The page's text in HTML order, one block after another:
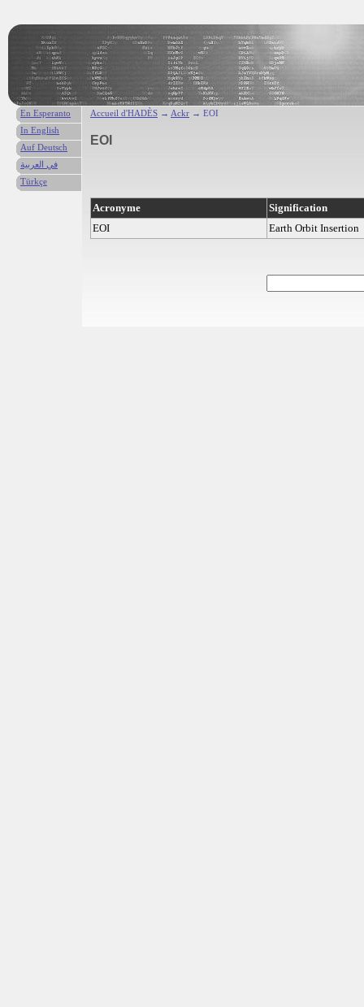
Accueil d'HADÈS → Ackr → EOI
EOI
Acronyme
Signification
EOI
Earth Orbit Insertion
En Esperanto
In English
Auf Deutsch
في العربية
Türkçe